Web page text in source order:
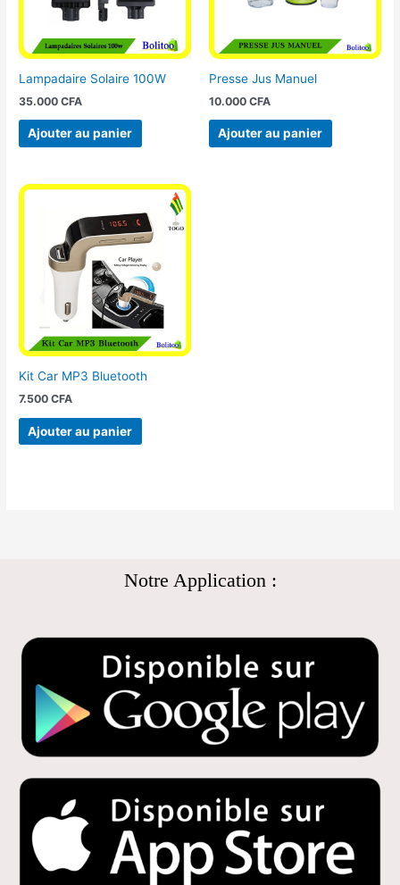
Lampadaire Solaire 100W
35.000CFA
Ajouter au panier
Presse Jus Manuel
10.000 CFA
Ajouter au panier
Kit Car MP3 Bluetooth
7.500CFA
Ajouter au panier
Notre Application :